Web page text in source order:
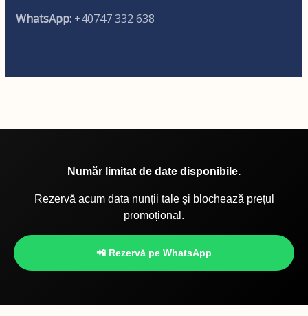
WhatsApp: +40747 332 638
Număr limitat de date disponibile.
Rezervă acum data nunții tale și blochează prețul
promoțional.
📲 Rezervă pe WhatsApp